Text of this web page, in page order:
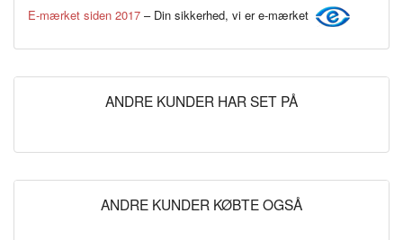
E-mærket siden 2017 – Din sikkerhed, vi er e-mærket
ANDRE KUNDER HAR SET PÅ
ANDRE KUNDER KØBTE OGSÅ